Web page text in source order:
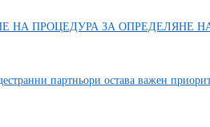
НА ПРОЦЕДУРА ЗА ОПРЕДЕЛЯНЕ
партньори остава важен